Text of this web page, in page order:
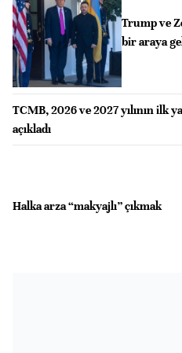
Trump ve
bir araya
TCMB, 2026 ve 2027 yılının ilk
açıkladı
Halka arza “makyajlı” çıkmak